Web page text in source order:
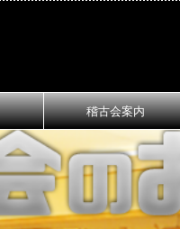
稽古会案内